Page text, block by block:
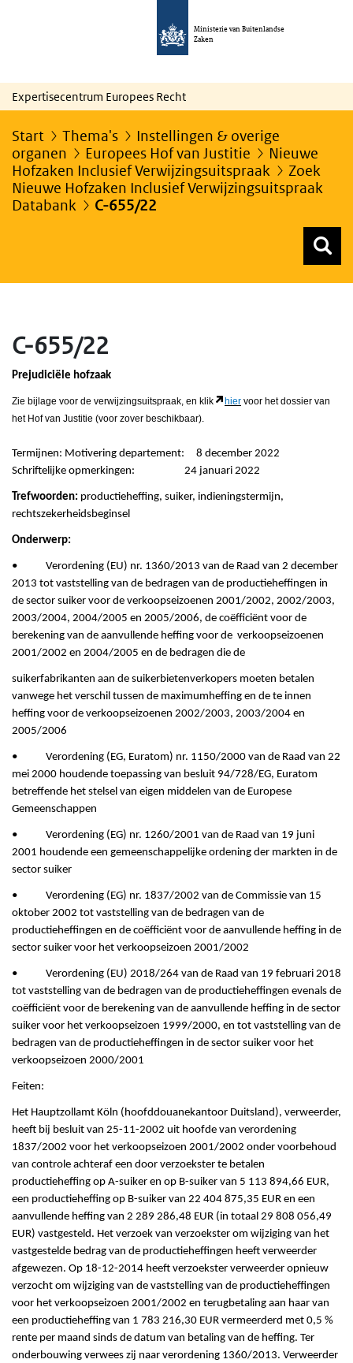
Ministerie van Buitenlandse
Zaken
Expertisecentrum Europees Recht
Start Thema's
Instellingen & overige
organen
Europees Hof van Justitie
Nieuwe
Hofzaken Inclusief Verwijzingsuitspraak
Zoek
Nieuwe Hofzaken Inclusief Verwijzingsuitspraak
Databank
C-655/22
C-655/22
Prejudiciële hofzaak
Zie bijlage voor de verwijzingsuitspraak, en klik hier voor het dossier van
het Hof van Justitie (voor zover beschikbaar).
Termijnen: Motivering departement: 8 december 2022
Schriftelijke opmerkingen: 24 januari 2022
Trefwoorden: productieheffing, suiker, indieningstermijn,
rechtszekerheidsbeginsel
Onderwerp:
• Verordening (EU) nr. 1360/2013 van de Raad van 2 december
2013 tot vaststelling van de bedragen van de productieheffingen in
de sector suiker voor de verkoopseizoenen 2001/2002, 2002/2003,
2003/2004, 2004/2005 en 2005/2006, de coëfficiënt voor de
berekening van de aanvullende heffing voor de verkoopseizoenen
2001/2002 en 2004/2005 en de bedragen die de
suikerfabrikanten aan de suikerbietenverkopers moeten betalen
vanwege het verschil tussen de maximumheffing en de te innen
heffing voor de verkoopseizoenen 2002/2003, 2003/2004 en
2005/2006
• Verordening (EG, Euratom) nr. 1150/2000 van de Raad van 22
mei 2000 houdende toepassing van besluit 94/728/EG, Euratom
betreffende het stelsel van eigen middelen van de Europese
Gemeenschappen
• Verordening (EG) nr. 1260/2001 van de Raad van 19 juni
2001 houdende een gemeenschappelijke ordening der markten in de
sector suiker
• Verordening (EG) nr. 1837/2002 van de Commissie van 15
oktober 2002 tot vaststelling van de bedragen van de
productieheffingen en de coëfficiënt voor de aanvullende heffing in de
sector suiker voor het verkoopseizoen 2001/2002
• Verordening (EU) 2018/264 van de Raad van 19 februari 2018
tot vaststelling van de bedragen van de productieheffingen evenals de
coëfficiënt voor de berekening van de aanvullende heffing in de sector
suiker voor het verkoopseizoen 1999/2000, en tot vaststelling van de
bedragen van de productieheffingen in de sector suiker voor het
verkoopseizoen 2000/2001
Feiten:
Het Hauptzollamt Köln (hoofddouanekantoor Duitsland), verweerder,
heeft bij besluit van 25-11-2002 uit hoofde van verordening
1837/2002 voor het verkoopseizoen 2001/2002 onder voorbehoud
van controle achteraf een door verzoekster te betalen
productieheffing op A-suiker en op B-suiker van 5 113 894,66 EUR,
een productieheffing op B-suiker van 22 404 875,35 EUR en een
aanvullende heffing van 2 289 286,48 EUR (in totaal 29 808 056,49
EUR) vastgesteld. Het verzoek van verzoekster om wijziging van het
vastgestelde bedrag van de productieheffingen heeft verweerder
afgewezen. Op 18-12-2014 heeft verzoekster verweerder opnieuw
verzocht om wijziging van de vaststelling van de productieheffingen
voor het verkoopseizoen 2001/2002 en terugbetaling aan haar van
een productieheffing van 1 783 216,30 EUR vermeerderd met 0,5 %
rente per maand sinds de datum van betaling van de heffing. Ter
onderbouwing verwees zij naar verordening 1360/2013. Verweerder